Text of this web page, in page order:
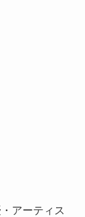
アーティス